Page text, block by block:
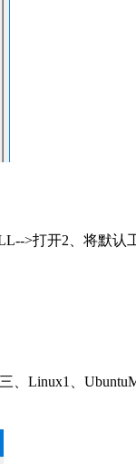
>打开2、将默
、Linux1、